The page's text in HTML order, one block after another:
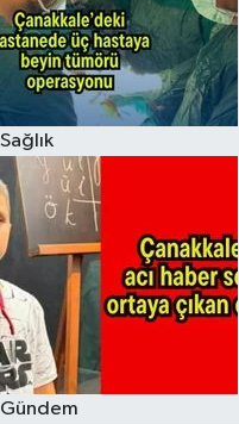
Sağlık
Gündem